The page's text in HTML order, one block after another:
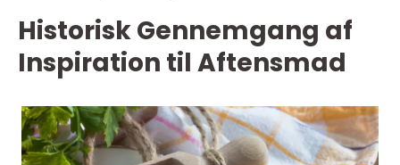
Historisk Gennemgang af
Inspiration til Aftensmad